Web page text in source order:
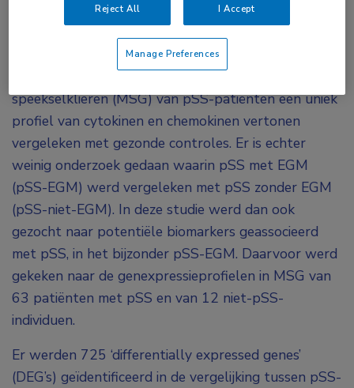
pSS-patiënten met extraglandulaire manifestaties
patiënten met alleen siccasymptomen. Eerdere
studies hebben aangetoond dat de kleine
speekselklieren (MSG) van pSS-patiënten een uniek
profiel van cytokinen en chemokinen vertonen
vergeleken met gezonde controles. Er is echter
weinig onderzoek gedaan waarin pSS met EGM
(pSS-EGM) werd vergeleken met pSS zonder EGM
(pSS-niet-EGM). In deze studie werd dan ook
gezocht naar potentiële biomarkers geassocieerd
met pSS, in het bijzonder pSS-EGM. Daarvoor werd
gekeken naar de genexpressieprofielen in MSG van
63 patiënten met pSS en van 12 niet-pSS-
individuen.
Er werden 725 ‘differentially expressed genes’
(DEG’s) geïdentificeerd in de vergelijking tussen pSS-
Reject All I Accept
Manage Preferences